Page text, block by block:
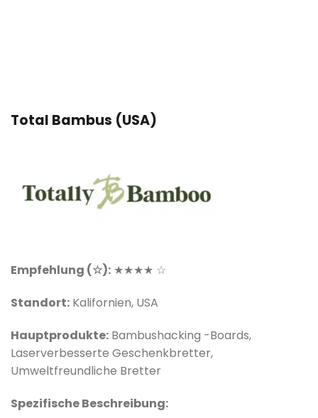
Total Bambus (USA)
Empfehlung (☆): ★★★★ ☆
Standort: Kalifornien, USA
Hauptprodukte: Bambushacking -Boards,
Laserverbesserte Geschenkbretter,
Umweltfreundliche Bretter
Spezifische Beschreibung: